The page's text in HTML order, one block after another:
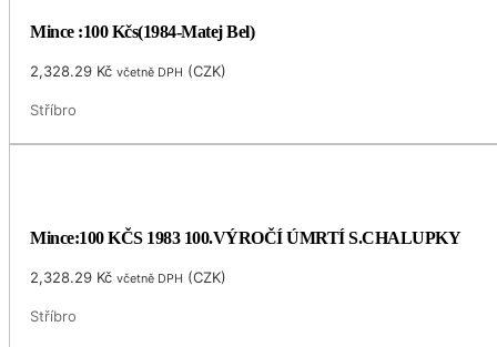
Mince :100 Kčs(1984-Matej Bel)
2,328.29 Kč včetně DPH (CZK)
Stříbro
Mince:100 KČS 1983 100.VÝROČÍ ÚMRTÍ S.CHALUPKY
2,328.29 Kč včetně DPH (CZK)
Stříbro